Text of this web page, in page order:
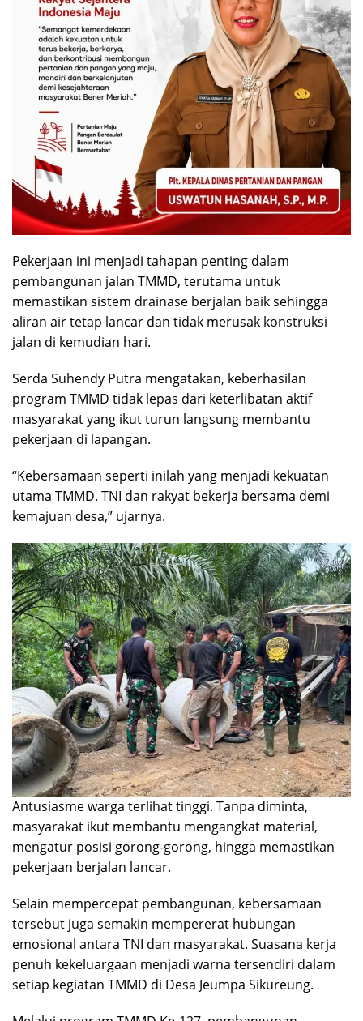
Pekerjaan ini menjadi tahapan penting dalam
pembangunan jalan TMMD, terutama untuk
memastikan sistem drainase berjalan baik sehingga
aliran air tetap lancar dan tidak merusak konstruksi
jalan di kemudian hari.
Serda Suhendy Putra mengatakan, keberhasilan
program TMMD tidak lepas dari keterlibatan aktif
masyarakat yang ikut turun langsung membantu
pekerjaan di lapangan.
“Kebersamaan seperti inilah yang menjadi kekuatan
utama TMMD. TNI dan rakyat bekerja bersama demi
kemajuan desa,” ujarnya.
Antusiasme warga terlihat tinggi. Tanpa diminta,
masyarakat ikut membantu mengangkat material,
mengatur posisi gorong-gorong, hingga memastikan
pekerjaan berjalan lancar.
Selain mempercepat pembangunan, kebersamaan
tersebut juga semakin mempererat hubungan
emosional antara TNI dan masyarakat. Suasana kerja
penuh kekeluargaan menjadi warna tersendiri dalam
setiap kegiatan TMMD di Desa Jeumpa Sikureung.